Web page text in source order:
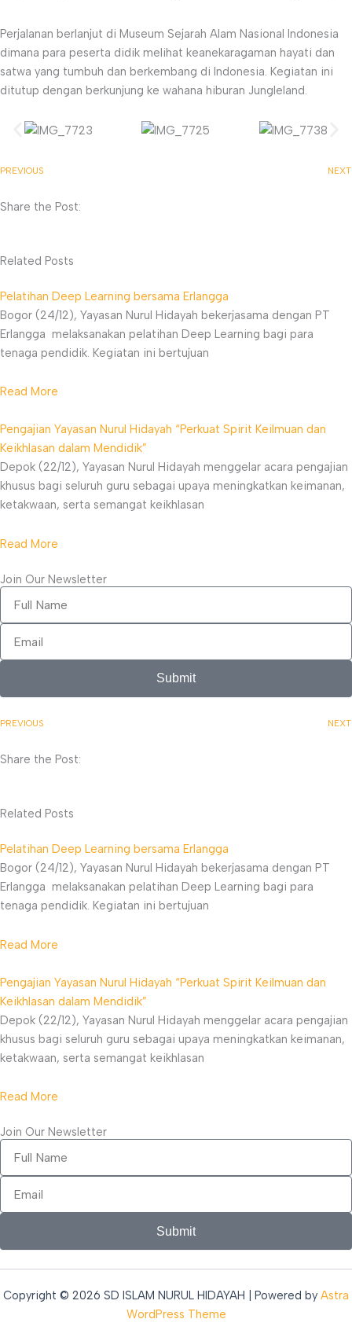
Perjalanan berlanjut di Museum Sejarah Alam Nasional Indonesia
dimana para peserta didik melihat keanekaragaman hayati dan
satwa yang tumbuh dan berkembang di Indonesia. Kegiatan ini
ditutup dengan berkunjung ke wahana hiburan Jungleland.
PREVIOUS NEXT
Share the Post:
Related Posts
Pelatihan Deep Learning bersama Erlangga
Bogor (24/12), Yayasan Nurul Hidayah bekerjasama dengan PT
Erlangga melaksanakan pelatihan Deep Learning bagi para
tenaga pendidik. Kegiatan ini bertujuan
Read More
Pengajian Yayasan Nurul Hidayah “Perkuat Spirit Keilmuan dan
Keikhlasan dalam Mendidik”
Depok (22/12), Yayasan Nurul Hidayah menggelar acara pengajian
khusus bagi seluruh guru sebagai upaya meningkatkan keimanan,
ketakwaan, serta semangat keikhlasan
Read More
Join Our Newsletter
Full
Name
Email
Submit
PREVIOUS NEXT
Share the Post:
Related Posts
Pelatihan Deep Learning bersama Erlangga
Bogor (24/12), Yayasan Nurul Hidayah bekerjasama dengan PT
Erlangga melaksanakan pelatihan Deep Learning bagi para
tenaga pendidik. Kegiatan ini bertujuan
Read More
Pengajian Yayasan Nurul Hidayah “Perkuat Spirit Keilmuan dan
Keikhlasan dalam Mendidik”
Depok (22/12), Yayasan Nurul Hidayah menggelar acara pengajian
khusus bagi seluruh guru sebagai upaya meningkatkan keimanan,
ketakwaan, serta semangat keikhlasan
Read More
Join Our Newsletter
Full
Name
Email
Submit
Copyright © 2026 SD ISLAM NURUL HIDAYAH | Powered by Astra
WordPress Theme